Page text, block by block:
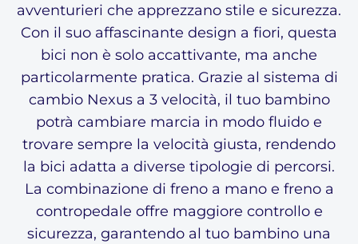
avventurieri che apprezzano stile e sicurezza.
Con il suo affascinante design a fiori, questa
bici non è solo accattivante, ma anche
particolarmente pratica. Grazie al sistema di
cambio Nexus a 3 velocità, il tuo bambino
potrà cambiare marcia in modo fluido e
trovare sempre la velocità giusta, rendendo
la bici adatta a diverse tipologie di percorsi.
La combinazione di freno a mano e freno a
contropedale offre maggiore controllo e
sicurezza, garantendo al tuo bambino una